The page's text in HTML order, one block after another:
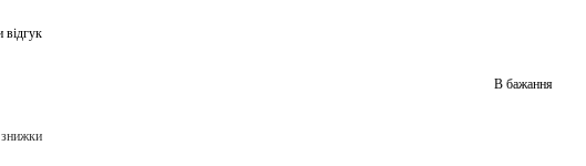
відгук
В бажання